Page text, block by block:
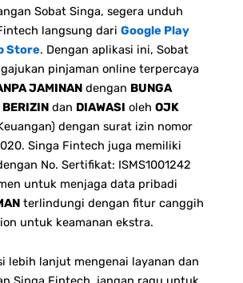
Sobat Singa, segera unduh
langsung dari Google Play
Store. Dengan aplikasi ini, Sobat
pinjaman online terpercaya
JAMINAN dengan BUNGA
BERIZIN dan DIAWASI oleh OJK
dengan surat izin nomor
Singa Fintech juga memiliki
No. Sertifikat: ISMS1001242
untuk menjaga data pribadi
terlindungi dengan fitur canggih
untuk keamanan ekstra.
lebih lanjut mengenai layanan dan